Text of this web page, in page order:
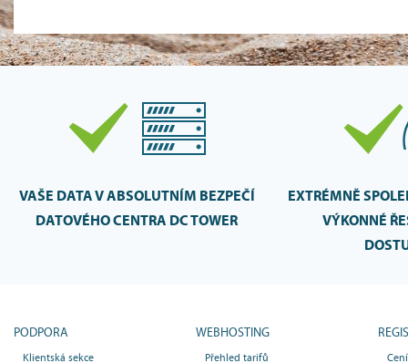
VAŠE DATA V ABSOLUTNÍM BEZPEČÍ
DATOVÉHO CENTRA DC TOWER
EXTRÉMNĚ
VÝKONNÉ
PODPORA
Klientská sekce
WEBHOSTING
Přehled tarifů